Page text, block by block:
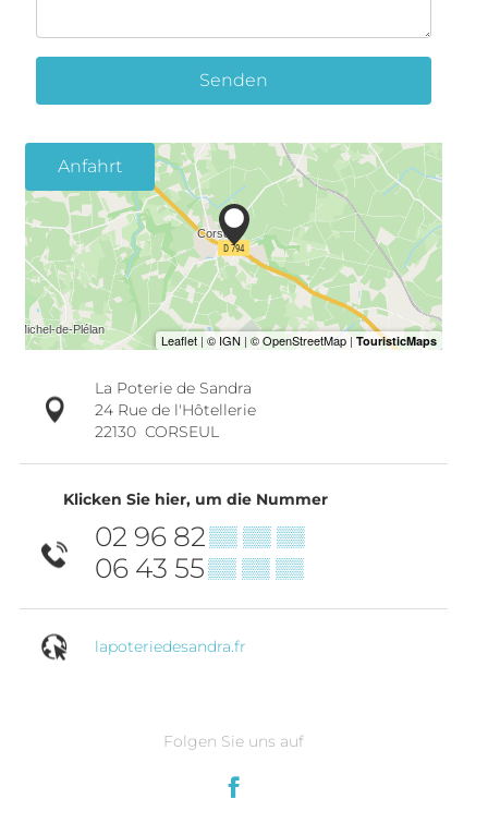
Senden
Anfahrt
La Poterie de Sandra
24 Rue de l'Hôtellerie
22130 CORSEUL
Klicken Sie hier, um die Nummer
02 96 82▒▒ ▒▒ ▒▒
06 43 55▒▒ ▒▒ ▒▒
lapoteriedesandra.fr
Folgen Sie uns auf